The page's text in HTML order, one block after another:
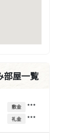
部屋一覧
敷金 ***
礼金 ***